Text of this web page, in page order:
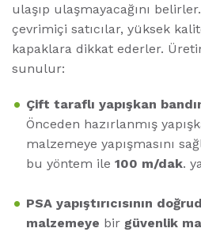
ulaşıp ulaşmayacağını
çevrimiçi satıcılar, yüksek
kapaklara dikkat ederler.
sunulur:
Çift taraflı yapışkan
Önceden hazırlanmış
malzemeye yapışmasını
bu yöntem ile 100 m/dak.
PSA yapıştırıcısının
malzemeye bir güvenlik